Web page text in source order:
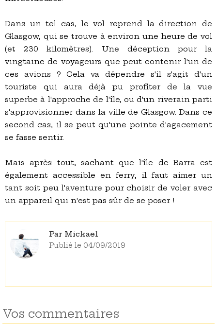
Dans un tel cas, le vol reprend la direction de
Glasgow, qui se trouve à environ une heure de vol
(et 230 kilomètres). Une déception pour la
vingtaine de voyageurs que peut contenir l'un de
ces avions ? Cela va dépendre s'il s'agit d'un
touriste qui aura déjà pu profiter de la vue
superbe à l'approche de l'île, ou d'un riverain parti
s'approvisionner dans la ville de Glasgow. Dans ce
second cas, il se peut qu'une pointe d'agacement
se fasse sentir.
Mais après tout, sachant que l'île de Barra est
également accessible en ferry, il faut aimer un
tant soit peu l'aventure pour choisir de voler avec
un appareil qui n'est pas sûr de se poser !
Par Mickael
Publié le 04/09/2019
Vos commentaires